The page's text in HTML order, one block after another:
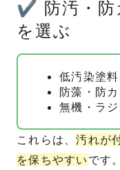
✔ 防汚・防
を選ぶ
低汚染塗料
防藻・防
無機・ラ
これらは、汚れが
を保ちやすい です。